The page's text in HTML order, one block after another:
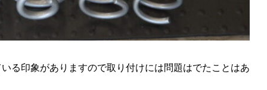
る印象がありますので取り付けには問題はでたことはあ